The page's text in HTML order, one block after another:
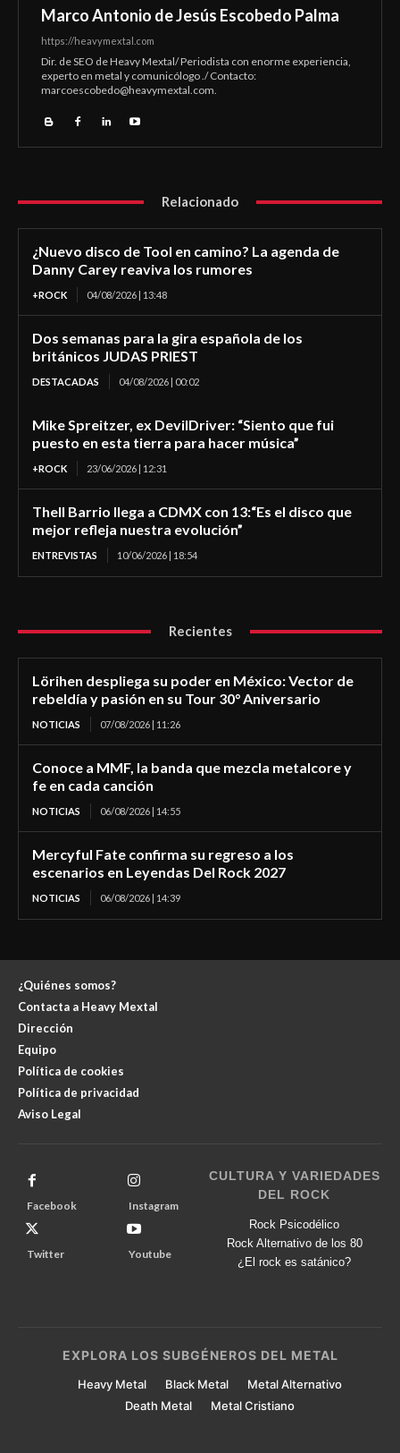
Marco Antonio de Jesús Escobedo Palma
https://heavymextal.com
Dir. de SEO de Heavy Mextal/ Periodista con enorme experiencia,
experto en metal y comunicólogo ./ Contacto:
marcoescobedo@heavymextal.com.
Relacionado
¿Nuevo disco de Tool en camino? La agenda de
Danny Carey reaviva los rumores
+ROCK 04/08/2026 | 13:48
Dos semanas para la gira española de los
británicos JUDAS PRIEST
DESTACADAS 04/08/2026 | 00:02
Mike Spreitzer, ex DevilDriver: “Siento que fui
puesto en esta tierra para hacer música”
+ROCK 23/06/2026 | 12:31
Thell Barrio llega a CDMX con 13:“Es el disco que
mejor refleja nuestra evolución”
ENTREVISTAS 10/06/2026 | 18:54
Recientes
Lörihen despliega su poder en México: Vector de
rebeldía y pasión en su Tour 30° Aniversario
NOTICIAS 07/08/2026 | 11:26
Conoce a MMF, la banda que mezcla metalcore y
fe en cada canción
NOTICIAS 06/08/2026 | 14:55
Mercyful Fate confirma su regreso a los
escenarios en Leyendas Del Rock 2027
NOTICIAS 06/08/2026 | 14:39
¿Quiénes somos?
Contacta a Heavy Mextal
Dirección
Equipo
Política de cookies
Política de privacidad
Aviso Legal
Facebook Instagram
Twitter Youtube
CULTURA Y VARIEDADES
DEL ROCK
Rock Psicodélico
Rock Alternativo de los 80
¿El rock es satánico?
EXPLORA LOS SUBGÉNEROS DEL METAL
Heavy Metal Black Metal
Metal Alternativo
Death Metal
Metal Cristiano